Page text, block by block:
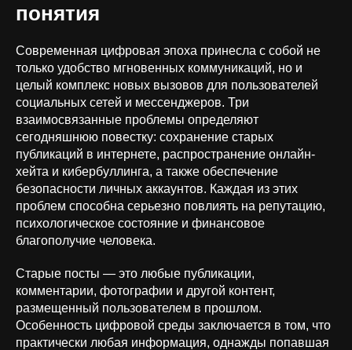
понятия
Современная цифровая эпоха принесла с собой не
только удобство мгновенных коммуникаций, но и
целый комплекс новых вызовов для пользователей
социальных сетей и мессенджеров. Три
взаимосвязанные проблемы определяют
сегодняшнюю повестку: сохранение старых
публикаций в интернете, распространение онлайн-
хейта и кибербуллинга, а также обеспечение
безопасности личных аккаунтов. Каждая из этих
проблем способна серьезно повлиять на репутацию,
психологическое состояние и финансовое
благополучие человека.
Старые посты — это любые публикации,
комментарии, фотографии и другой контент,
размещенный пользователем в прошлом.
Особенность цифровой среды заключается в том, что
практически любая информация, однажды попавшая